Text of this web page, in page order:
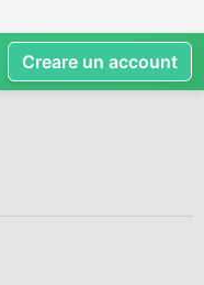
Creare un account